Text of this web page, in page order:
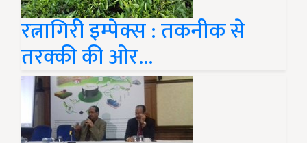
रत्नागिरी इम्पेक्स : तकनीक से
तरक्की की ओर…